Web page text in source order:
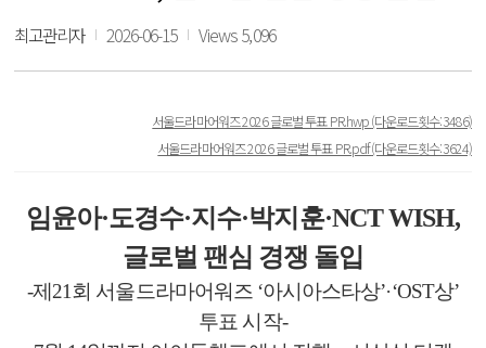
최고관리자 2026-06-15 Views 5,096
서울드라마어워즈 2026 글로벌 투표 PR.hwp(다운로드횟수:3486)
서울드라마어워즈 2026 글로벌 투표 PR.pdf(다운로드횟수:3624)
임윤아·도경수·지수·박지훈·NCT WISH,
글로벌 팬심 경쟁 돌입
-제21회 서울드라마어워즈 ‘아시아스타상’·‘OST상’
투표 시작-